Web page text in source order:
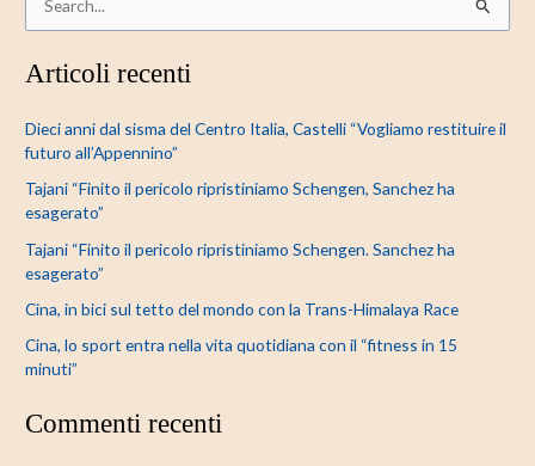
r
a
Articoli recenti
Dieci anni dal sisma del Centro Italia, Castelli “Vogliamo restituire il
futuro all’Appennino”
Tajani “Finito il pericolo ripristiniamo Schengen, Sanchez ha
esagerato”
Tajani “Finito il pericolo ripristiniamo Schengen. Sanchez ha
esagerato”
Cina, in bici sul tetto del mondo con la Trans-Himalaya Race
Cina, lo sport entra nella vita quotidiana con il “fitness in 15
minuti”
Commenti recenti